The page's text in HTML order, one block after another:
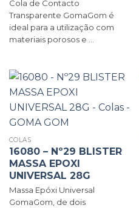
Cola de Contacto
Transparente GomaGom é
ideal para a utilização com
materiais porosos e ...
COLAS
16080 – Nº29 BLISTER
MASSA EPOXI
UNIVERSAL 28G
Massa Epóxi Universal
GomaGom, de dois